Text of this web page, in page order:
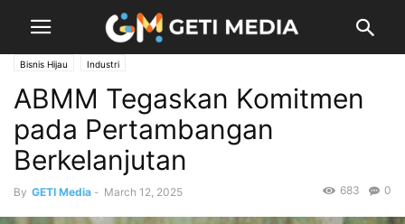
Bisnis Hijau Industri
ABMM Tegaskan Komitmen
pada Pertambangan
Berkelanjutan
By GETI Media - March 12, 2025 0
683